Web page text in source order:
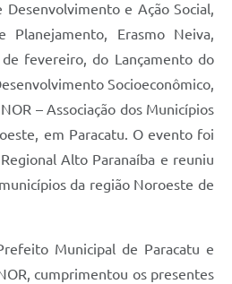
Desenvolvimento e Ação Social,
Erasmo Neiva,
fevereiro, do Lançamento do
Socioeconômico,
– Associação dos Municípios
em Paracatu. O evento foi
Alto Paranaíba e reuniu
da região Noroeste de
Municipal de Paracatu e
cumprimentou os presentes